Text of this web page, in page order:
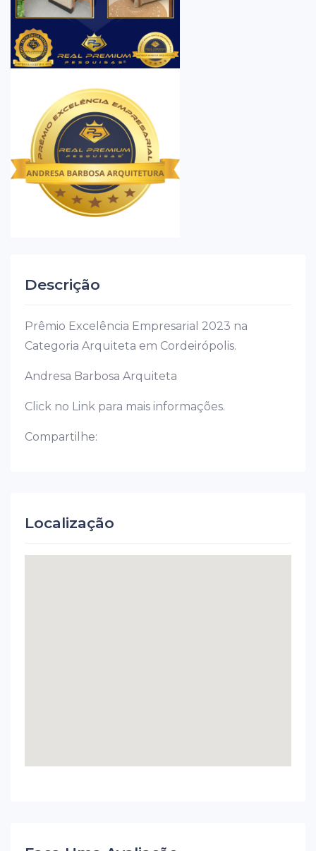
Descrição
Prêmio Excelência Empresarial 2023 na
Categoria Arquiteta em Cordeirópolis.
Andresa Barbosa Arquiteta
Click no Link para mais informações.
Compartilhe:
Localização